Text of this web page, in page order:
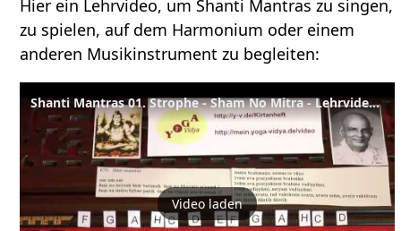
Hier ein Lehrvideo, um Shanti Mantras zu singen,
zu spielen, auf dem Harmonium oder einem
anderen Musikinstrument zu begleiten:
Shanti Mantras 01. Strophe - Sham No Mitra - Lehrvideo mit Noten - 670-01
Video laden